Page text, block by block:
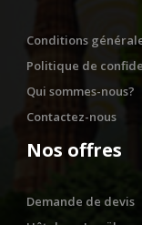
Conditions
Politique de
Qui sommes-nous?
Contactez-nous
Nos offres
Demande de devis